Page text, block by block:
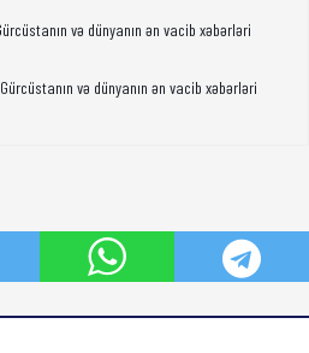
və dünyanın ən vacib xəbərləri
və dünyanın ən vacib xəbərləri